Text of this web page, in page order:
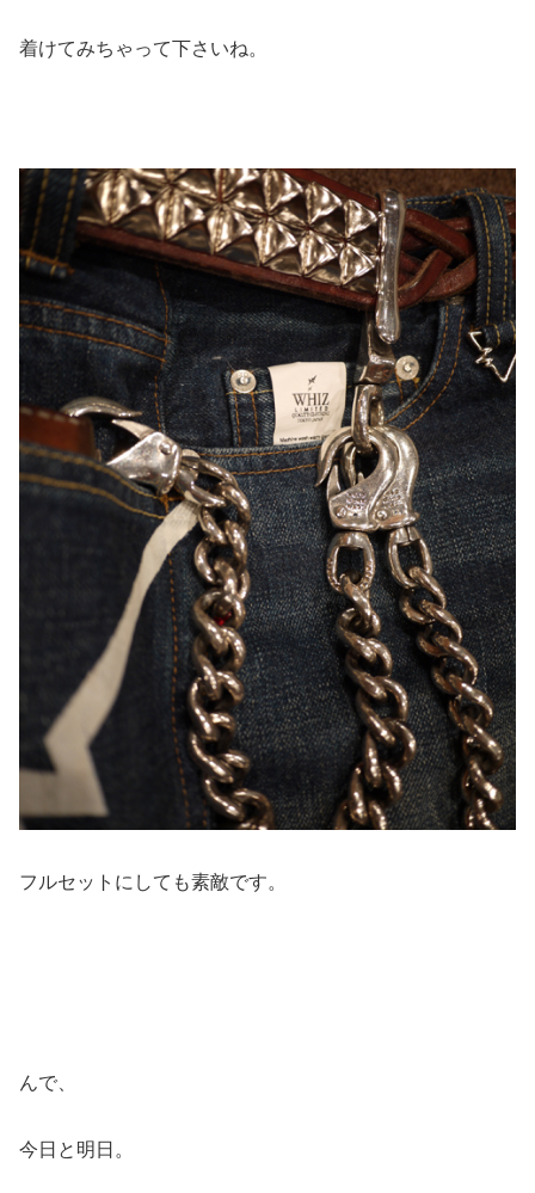
着けてみちゃって下さいね。
フルセットにしても素敵です。
んで、
今日と明日。